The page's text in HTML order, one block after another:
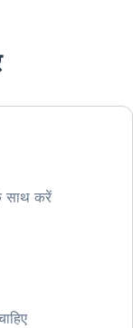
साथ करें